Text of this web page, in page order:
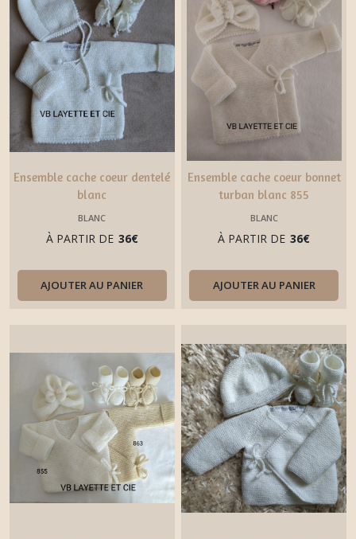
Ensemble cache coeur dentelé
blanc
BLANC
À PARTIR DE 36€
AJOUTER AU PANIER
Ensemble cache coeur bonnet
turban blanc 855
BLANC
À PARTIR DE 36€
AJOUTER AU PANIER